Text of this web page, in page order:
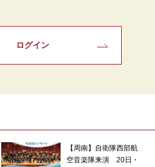
ログイン
【周南】自衛隊西部航
空音楽隊来演 20日・